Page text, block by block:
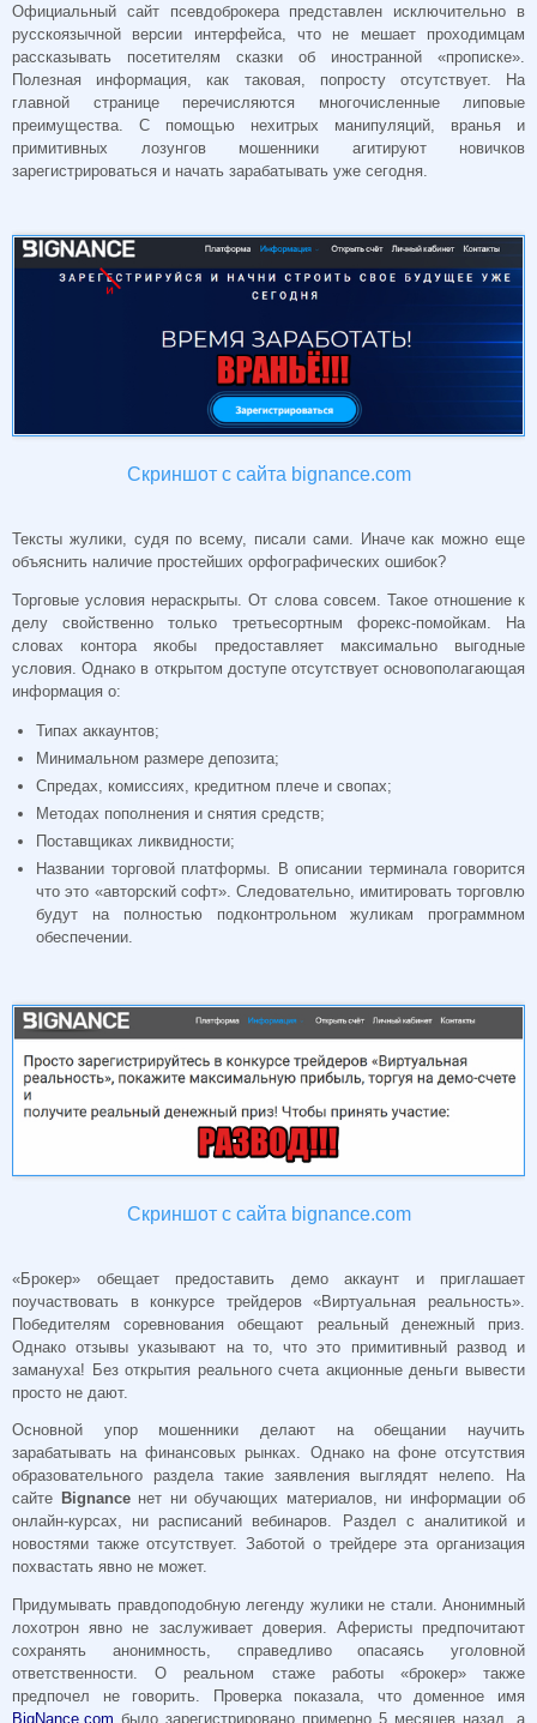
Официальный сайт псевдоброкера представлен исключительно в
русскоязычной версии интерфейса, что не мешает проходимцам
рассказывать посетителям сказки об иностранной «прописке».
Полезная информация, как таковая, попросту отсутствует. На
главной странице перечисляются многочисленные липовые
преимущества. С помощью нехитрых манипуляций, вранья и
примитивных лозунгов мошенники агитируют новичков
зарегистрироваться и начать зарабатывать уже сегодня.
Скриншот с сайта bignance.com
Тексты жулики, судя по всему, писали сами. Иначе как можно еще
объяснить наличие простейших орфографических ошибок?
Торговые условия нераскрыты. От слова совсем. Такое отношение к
делу свойственно только третьесортным форекс-помойкам. На
словах контора якобы предоставляет максимально выгодные
условия. Однако в открытом доступе отсутствует основополагающая
информация о:
Типах аккаунтов;
Минимальном размере депозита;
Спредах, комиссиях, кредитном плече и свопах;
Методах пополнения и снятия средств;
Поставщиках ликвидности;
Названии торговой платформы. В описании терминала говорится
что это «авторский софт». Следовательно, имитировать торговлю
будут на полностью подконтрольном жуликам программном
обеспечении.
Скриншот с сайта bignance.com
«Брокер» обещает предоставить демо аккаунт и приглашает
поучаствовать в конкурсе трейдеров «Виртуальная реальность».
Победителям соревнования обещают реальный денежный приз.
Однако отзывы указывают на то, что это примитивный развод и
замануха! Без открытия реального счета акционные деньги вывести
просто не дают.
Основной упор мошенники делают на обещании научить
зарабатывать на финансовых рынках. Однако на фоне отсутствия
образовательного раздела такие заявления выглядят нелепо. На
сайте Bignanceнет ни обучающих материалов, ни информации об
онлайн-курсах, ни расписаний вебинаров. Раздел с аналитикой и
новостями также отсутствует. Заботой о трейдере эта организация
похвастать явно не может.
Придумывать правдоподобную легенду жулики не стали. Анонимный
лохотрон явно не заслуживает доверия. Аферисты предпочитают
сохранять анонимность, справедливо опасаясь уголовной
ответственности. О реальном стаже работы «брокер» также
предпочел не говорить. Проверка показала, что доменное имя
BigNance.com было зарегистрировано примерно 5 месяцев назад, а